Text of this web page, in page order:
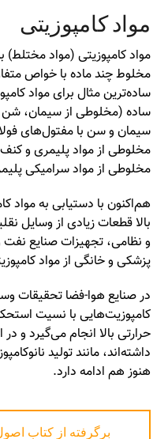
مواد کامپوزیتی
مواد کامپوزیتی (مواد
مخلوط چند ماده با خواص
ساده‌ترین مثال برای مواد
ساده (مخلوطی از سیمان،
سیمان و سن با مفتول‌های
مخلوطی از مواد پلیمری و
مخلوطی از مواد سرامیکی
هم‌اکنون با دستیابی به مواد
بالا قطعات زیادی از وسایل
و نظامی، تجهیزات صنایع
پزشکی و خانگی از مواد
در صنایع هوا-فضا تحقیقات
کامپوزیت‌هایی با نسیت
حرارتی بالا انجام می‌گیرد و
داشته‌اند، مانند تولید
هنوز هم ادامه دارد.
برگرفته از کتاب